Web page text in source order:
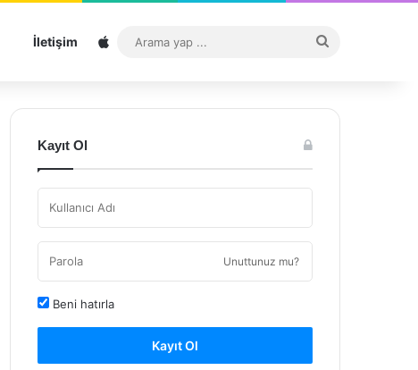
İletişim Sitemap
...
Kayıt Ol
Unuttunuz mu?
Beni hatırla
Kayıt Ol